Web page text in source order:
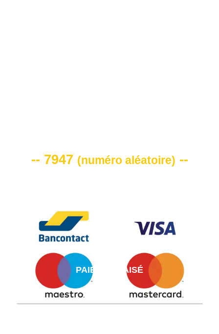
-- 7947 (numéro aléatoire) --
PAIEMENT AISÉ